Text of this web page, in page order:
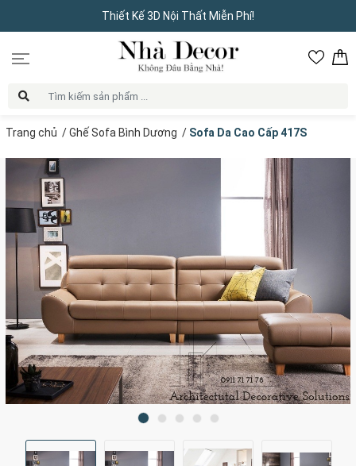
Thiết Kế 3D Nội Thất Miễn Phí!
Trang chủ /Ghế Sofa Bình Dương / Sofa Da Cao Cấp 417S